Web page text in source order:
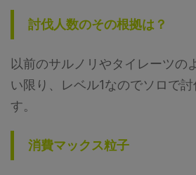
討伐人数のその根拠は？
以前のサルノリやタイレーツの
い限り、レベル1なのでソロで
す。
消費マックス粒子